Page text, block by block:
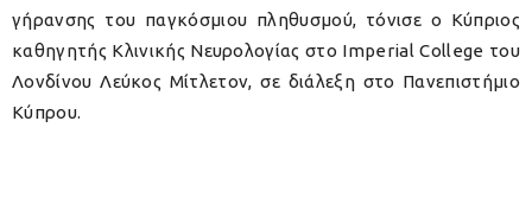
γήρανσης του παγκόσμιου πληθυσμού, τόνισε ο Κύπριος
καθηγητής Κλινικής Νευρολογίας στο Imperial College του
Λονδίνου Λεύκος Μίτλετον, σε διάλεξη στο Πανεπιστήμιο
Κύπρου.